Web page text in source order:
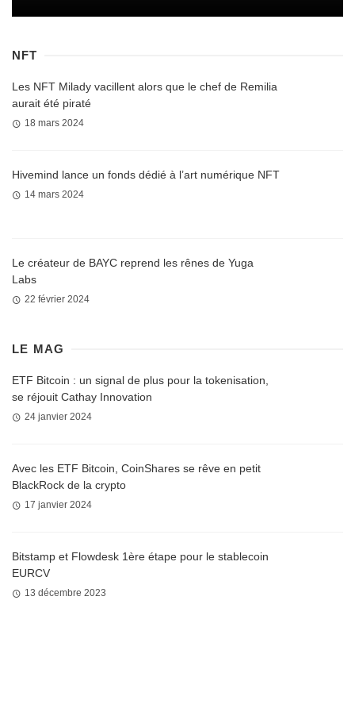
NFT
Les NFT Milady vacillent alors que le chef de Remilia
aurait été piraté
18 mars 2024
Hivemind lance un fonds dédié à l’art numérique NFT
14 mars 2024
Le créateur de BAYC reprend les rênes de Yuga
Labs
22 février 2024
LE MAG
ETF Bitcoin : un signal de plus pour la tokenisation,
se réjouit Cathay Innovation
24 janvier 2024
Avec les ETF Bitcoin, CoinShares se rêve en petit
BlackRock de la crypto
17 janvier 2024
Bitstamp et Flowdesk 1ère étape pour le stablecoin
EURCV
13 décembre 2023